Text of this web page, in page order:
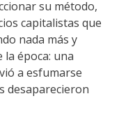
su método,
capitalistas que
nada más y
la época: una
a esfumarse
desaparecieron